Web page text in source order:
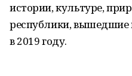
истории, культуре,
республики, вышедшие
в 2019 году.